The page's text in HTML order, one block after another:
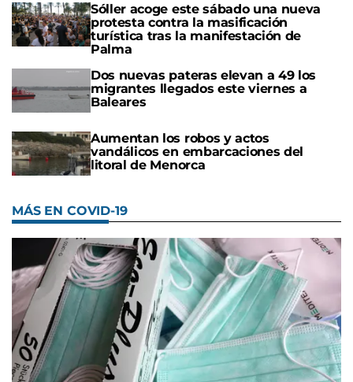
Sóller acoge este sábado una nueva
protesta contra la masificación
turística tras la manifestación de
Palma
Dos nuevas pateras elevan a 49 los
migrantes llegados este viernes a
Baleares
Aumentan los robos y actos
vandálicos en embarcaciones del
litoral de Menorca
MÁS EN COVID-19